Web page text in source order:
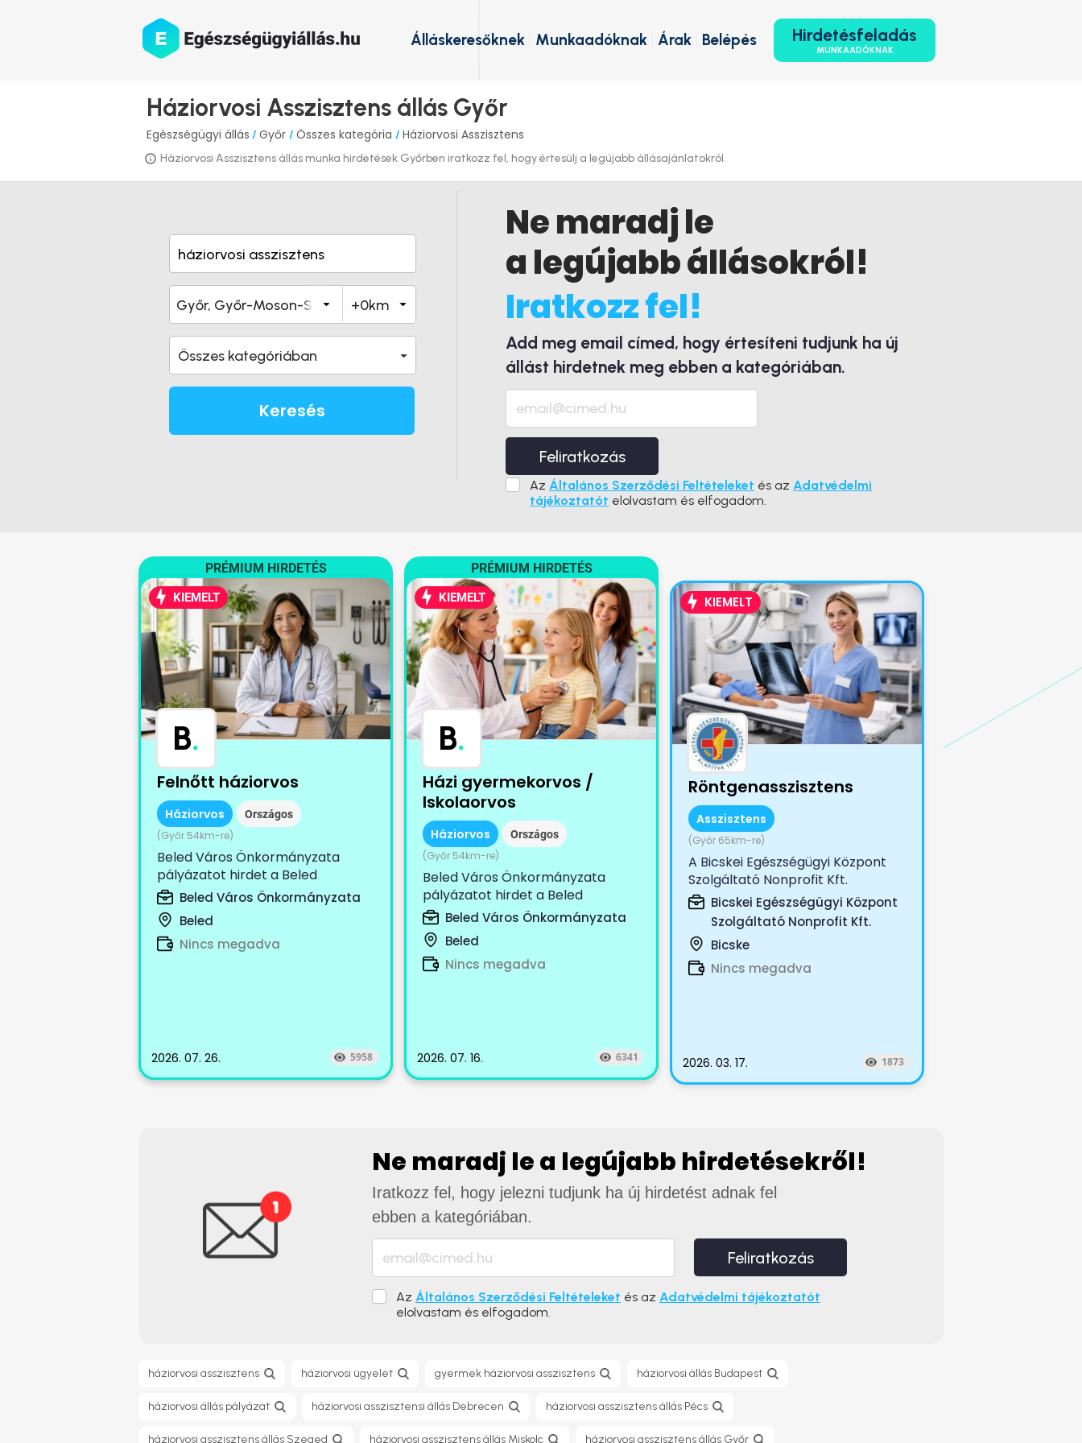
Hirdetésfeladás
MUNKAADÓKNAK
Belépés
Árak
Munkaadóknak
Álláskeresőknek
Háziorvosi Asszisztens állás Győr
Egészségügyi állás / Győr / Összes kategória / Háziorvosi Asszisztens
Háziorvosi Asszisztens állás munka hirdetések Győrben iratkozz fel, hogy értesülj a legújabb állásajánlatokról.
Összes kategóriában
Keresés
Ne maradj le
a legújabb állásokról!
Iratkozz fel!
Add meg email címed, hogy értesíteni tudjunk ha új
állást hirdetnek meg ebben a kategóriában.
Feliratkozás
Az Általános Szerződési Feltételeket és az Adatvédelmi
tájékoztatót elolvastam és elfogadom.
PRÉMIUM HIRDETÉS
KIEMELT
B.
Felnőtt háziorvos
Háziorvos Országos
(Győr 54km-re)
Beled Város Önkormányzata
pályázatot hirdet a Beled
székhellyel működő, Beled II. számú
körzetet, Cirák...
Beled Város Önkormányzata
Beled
Nincs megadva
2026. 07. 26. 5958
PRÉMIUM HIRDETÉS
KIEMELT
B.
Házi gyermekorvos /
Iskolaorvos
Háziorvos Országos
(Győr 54km-re)
Beled Város Önkormányzata
pályázatot hirdet a Beled
székhellyel működő, Beled, Cirák,
Dénesfa, Edve,...
Beled Város Önkormányzata
Beled
Nincs megadva
2026. 07. 16. 6341
KIEMELT
Röntgenasszisztens
Asszisztens
(Győr 65km-re)
A Bicskei Egészségügyi Központ
Szolgáltató Nonprofit Kft.
Röntgenasszisztenst keres Az...
Bicskei Egészségügyi Központ
Szolgáltató Nonprofit Kft.
Bicske
Nincs megadva
2026. 03. 17. 1873
Ne maradj le a legújabb hirdetésekről!
Iratkozz fel, hogy jelezni tudjunk ha új hirdetést adnak fel
ebben a kategóriában.
Feliratkozás
Az Általános Szerződési Feltételeket és az Adatvédelmi tájékoztatót
elolvastam és elfogadom.
háziorvosi asszisztens háziorvosi ügyelet gyermek háziorvosi asszisztens háziorvosi állás Budapest
háziorvosi állás pályázat háziorvosi asszisztensi állás Debrecen háziorvosi asszisztens állás Pécs
háziorvosi asszisztens állás Szeged háziorvosi asszisztens állás Miskolc háziorvosi asszisztens állás Győr